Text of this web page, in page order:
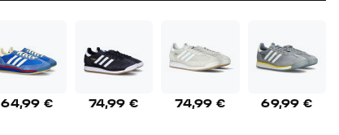
64,99 € 74,99 € 74,99 € 69,99 €